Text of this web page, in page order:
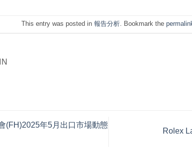
This entry was posted in 報告分析. Bookmark the
(FH)2025年5月出口市場動態
Rolex